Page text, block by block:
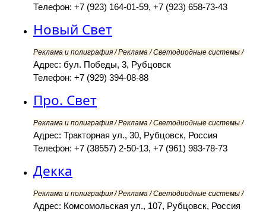
Телефон: +7 (923) 164-01-59, +7 (923) 658-73-43
Новый Свет
Реклама и полиграфия / Реклама / Светодиодные системы /
Адрес: бул. Победы, 3, Рубцовск
Телефон: +7 (929) 394-08-88
Про. Свет
Реклама и полиграфия / Реклама / Светодиодные системы /
Адрес: Тракторная ул., 30, Рубцовск, Россия
Телефон: +7 (38557) 2-50-13, +7 (961) 983-78-73
Декка
Реклама и полиграфия / Реклама / Светодиодные системы /
Адрес: Комсомольская ул., 107, Рубцовск, Россия